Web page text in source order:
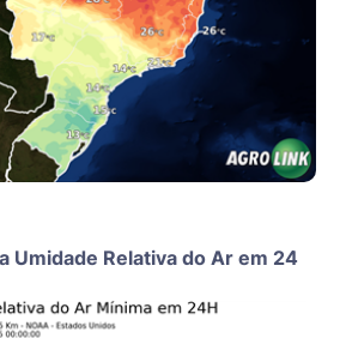
Umidade Relativa do Ar em 24